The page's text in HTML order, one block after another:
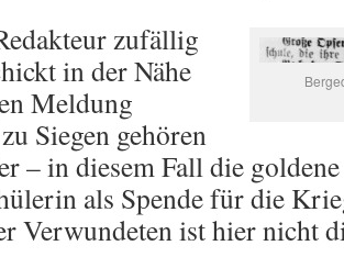
zufällig
in der Nähe
Meldung
Siegen gehören
– in diesem Fall die
als Spende für die
Verwundeten ist hier nicht